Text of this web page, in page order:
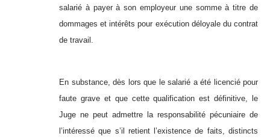
salarié à payer à son employeur une somme à titre de
dommages et intérêts pour exécution déloyale du contrat
de travail.
En substance, dès lors que le salarié a été licencié pour
faute grave et que cette qualification est définitive, le
Juge ne peut admettre la responsabilité pécuniaire de
l’intéressé que s’il retient l’existence de faits, distincts